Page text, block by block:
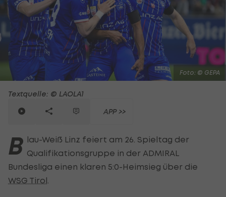
Foto: © GEPA
Textquelle: © LAOLA1
APP >>
B lau-Weiß Linz feiert am 26. Spieltag der
Qualifikationsgruppe in der ADMIRAL
Bundesliga einen klaren 5:0-Heimsieg über die
WSG Tirol